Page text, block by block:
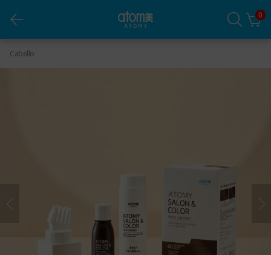
0
Cabello
Atomy Salon & Color Castaño Obscuro 6G